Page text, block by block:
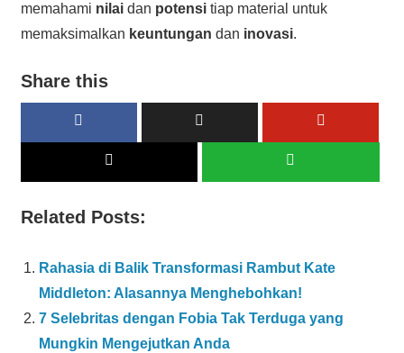
memahami nilaidan potensitiap material untuk
memaksimalkan keuntungan dan inovasi.
Share this
Related Posts:
Rahasia di Balik Transformasi Rambut Kate
Middleton: Alasannya Menghebohkan!
7 Selebritas dengan Fobia Tak Terduga yang
Mungkin Mengejutkan Anda